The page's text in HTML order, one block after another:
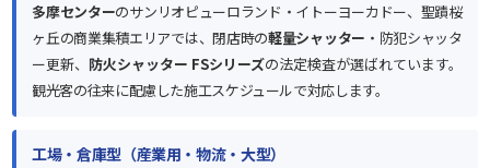
多摩センターのサンリオピューロランド・イトーヨーカドー、聖蹟桜
ヶ丘の商業集積エリアでは、閉店時の軽量シャッター ・防犯シャッタ
ー更新、 防火シャッター FSシリーズの法定検査が選ばれています。
観光客の往来に配慮した施工スケジュールで対応します。
工場・倉庫型（産業用・物流・大型）